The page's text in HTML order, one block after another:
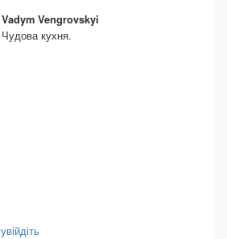
Vadym Vengrovskyi
Чудова кухня.
увійдіть